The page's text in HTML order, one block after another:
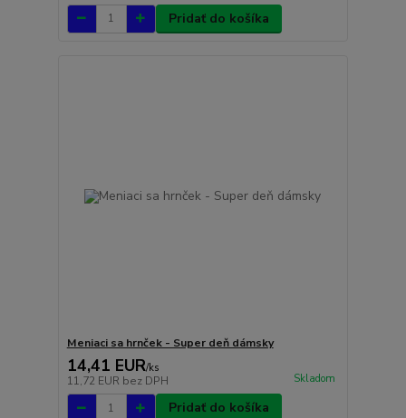
Pridať do košíka
Meniaci sa hrnček - Super deň dámsky
14,41 EUR/ks
11,72 EUR bez DPH Skladom
Pridať do košíka